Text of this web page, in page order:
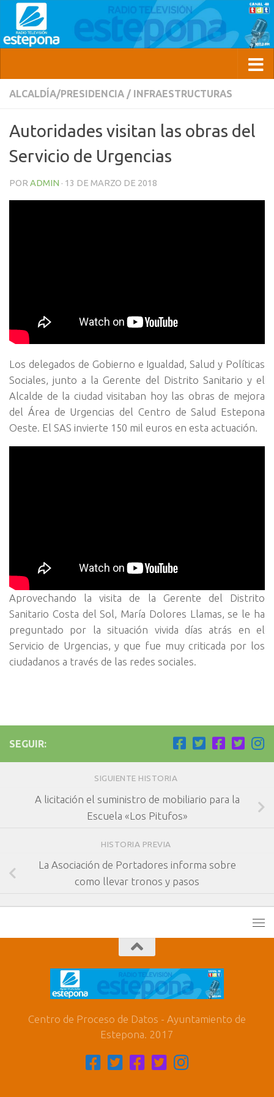
ALCALDÍA/PRESIDENCIA / INFRAESTRUCTURAS
Autoridades visitan las obras del
Servicio de Urgencias
POR ADMIN · 13 DE MARZO DE 2018
Los delegados de Gobierno e Igualdad, Salud y Políticas
Sociales, junto a la Gerente del Distrito Sanitario y el
Alcalde de la ciudad visitaban hoy las obras de mejora
del Área de Urgencias del Centro de Salud Estepona
Oeste. El SAS invierte 150 mil euros en esta actuación.
Aprovechando la visita de la Gerente del Distrito
Sanitario Costa del Sol, María Dolores Llamas, se le ha
preguntado por la situación vivida días atrás en el
Servicio de Urgencias, y que fue muy criticada por los
ciudadanos a través de las redes sociales.
SEGUIR:
SIGUIENTE HISTORIA
A licitación el suministro de mobiliario para la
Escuela «Los Pitufos»
HISTORIA PREVIA
La Asociación de Portadores informa sobre
como llevar tronos y pasos
Centro de Proceso de Datos - Ayuntamiento de
Estepona. 2017